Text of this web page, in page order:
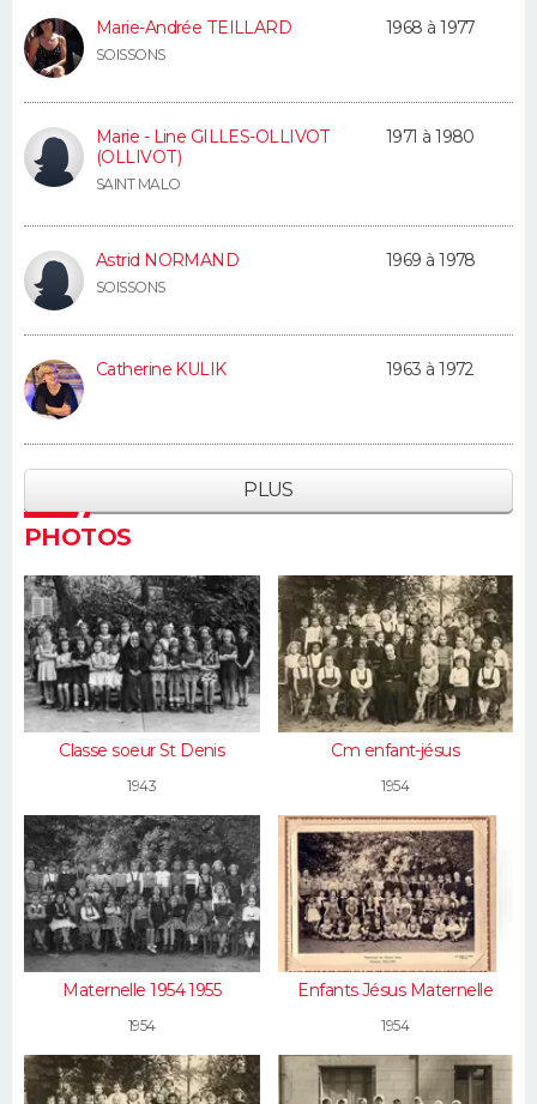
Marie-Andrée TEILLARD
SOISSONS
1968 à 1977
Marie - Line GILLES-OLLIVOT
(OLLIVOT)
SAINT MALO
1971 à 1980
Astrid NORMAND
SOISSONS
1969 à 1978
Catherine KULIK 1963 à 1972
PLUS
PHOTOS
Classe soeur St Denis
1943
Cm enfant-jésus
1954
Maternelle 1954 1955
1954
Enfants Jésus Maternelle
1954